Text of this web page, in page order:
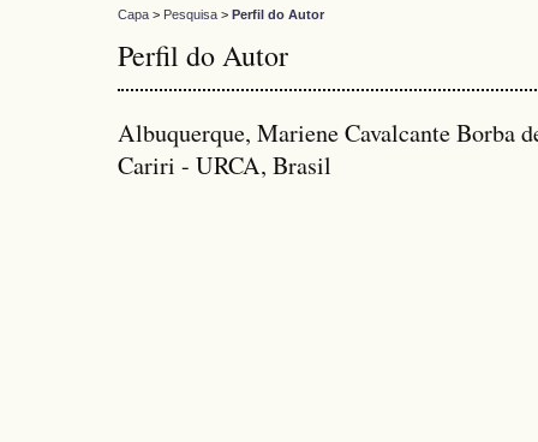
Capa > Pesquisa > Perfil do Autor
Perfil do Autor
Albuquerque, Mariene Cavalcante Borba
Cariri - URCA, Brasil